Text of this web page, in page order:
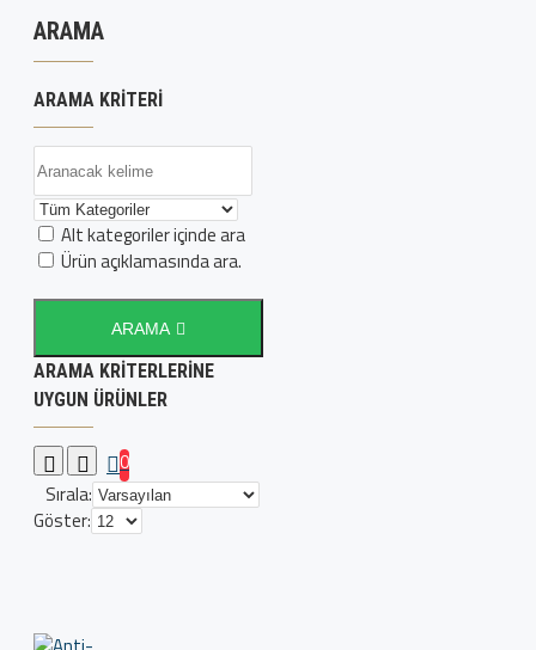
ARAMA
ARAMA KRITERI
Alt kategoriler içinde ara
Ürün açıklamasında ara.
ARAMA
ARAMA KRITERLERINE
UYGUN ÜRÜNLER
0
Sırala:
Göster: